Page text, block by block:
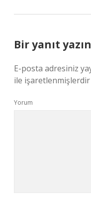
Bir yanıt yazın
E-posta adresiniz
ile işaretlenmişlerdir
Yorum